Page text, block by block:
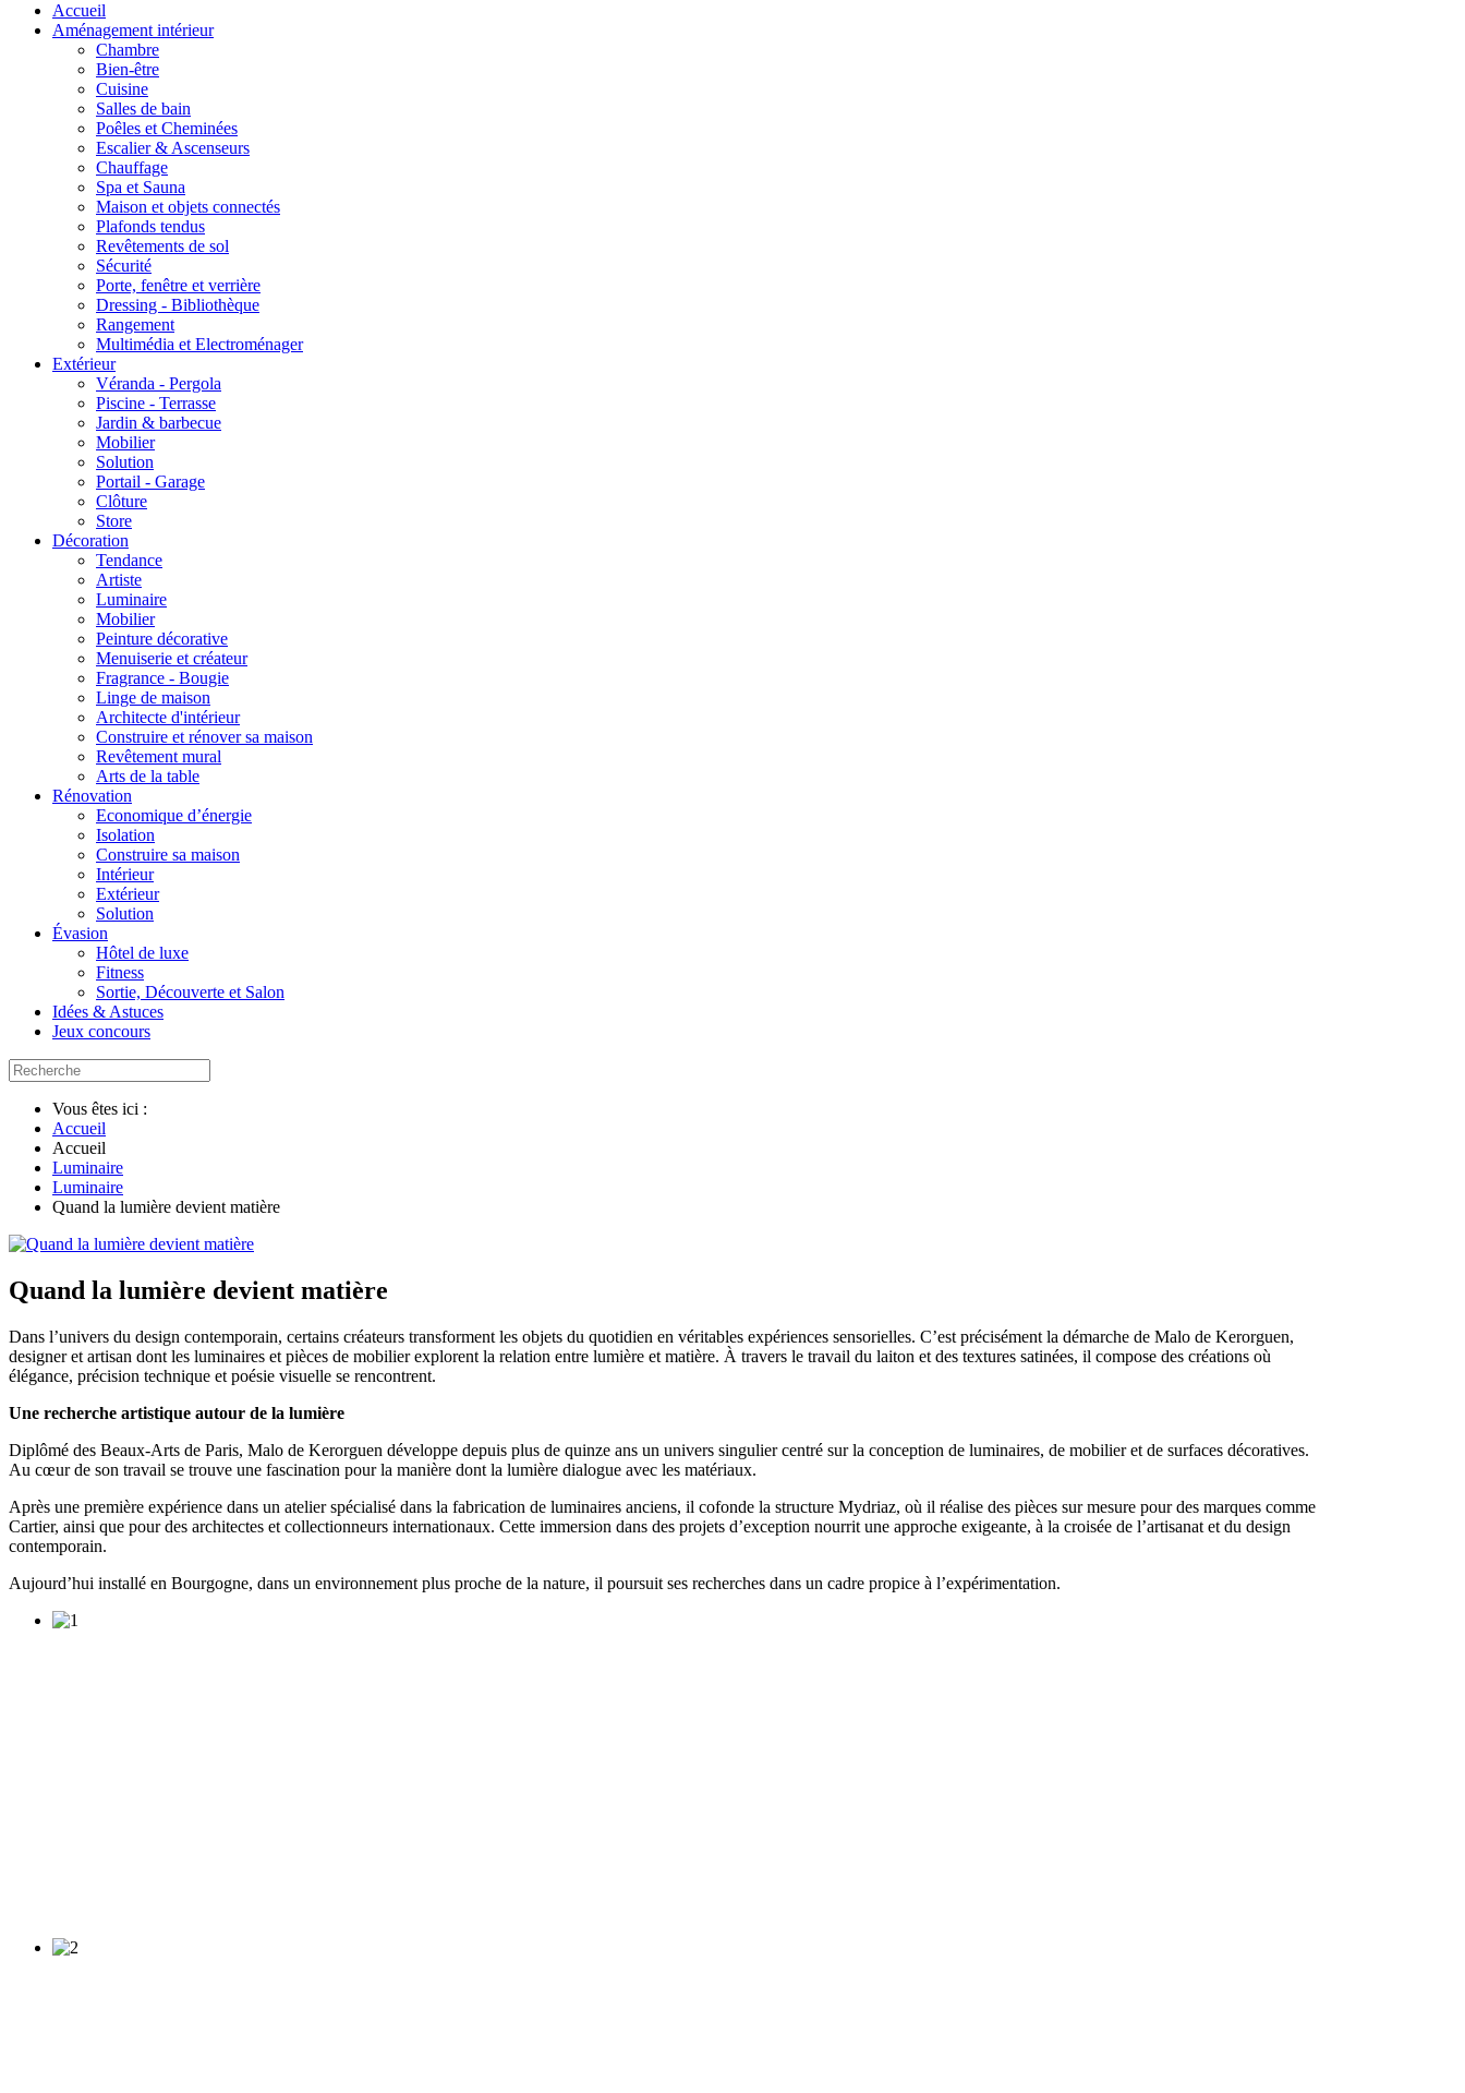
Accueil
Aménagement intérieur
Chambre
Bien-être
Cuisine
Salles de bain
Poêles et Cheminées
Escalier & Ascenseurs
Chauffage
Spa et Sauna
Maison et objets connectés
Plafonds tendus
Revêtements de sol
Sécurité
Porte, fenêtre et verrière
Dressing - Bibliothèque
Rangement
Multimédia et Electroménager
Extérieur
Véranda - Pergola
Piscine - Terrasse
Jardin & barbecue
Mobilier
Solution
Portail - Garage
Clôture
Store
Décoration
Tendance
Artiste
Luminaire
Mobilier
Peinture décorative
Menuiserie et créateur
Fragrance - Bougie
Linge de maison
Architecte d'intérieur
Construire et rénover sa maison
Revêtement mural
Arts de la table
Rénovation
Economique d’énergie
Isolation
Construire sa maison
Intérieur
Extérieur
Solution
Évasion
Hôtel de luxe
Fitness
Sortie, Découverte et Salon
Idées & Astuces
Jeux concours
Vous êtes ici :
Accueil
Accueil
Luminaire
Luminaire
Quand la lumière devient matière
Quand la lumière devient matière
Dans l’univers du design contemporain, certains créateurs transforment les objets du quotidien en véritables expériences sensorielles. C’est précisément la démarche de Malo de Kerorguen,
designer et artisan dont les luminaires et pièces de mobilier explorent la relation entre lumière et matière. À travers le travail du laiton et des textures satinées, il compose des créations où
élégance, précision technique et poésie visuelle se rencontrent.
Une recherche artistique autour de la lumière
Diplômé des Beaux-Arts de Paris, Malo de Kerorguen développe depuis plus de quinze ans un univers singulier centré sur la conception de luminaires, de mobilier et de surfaces décoratives.
Au cœur de son travail se trouve une fascination pour la manière dont la lumière dialogue avec les matériaux.
Après une première expérience dans un atelier spécialisé dans la fabrication de luminaires anciens, il cofonde la structure Mydriaz, où il réalise des pièces sur mesure pour des marques comme
Cartier, ainsi que pour des architectes et collectionneurs internationaux. Cette immersion dans des projets d’exception nourrit une approche exigeante, à la croisée de l’artisanat et du design
contemporain.
Aujourd’hui installé en Bourgogne, dans un environnement plus proche de la nature, il poursuit ses recherches dans un cadre propice à l’expérimentation.